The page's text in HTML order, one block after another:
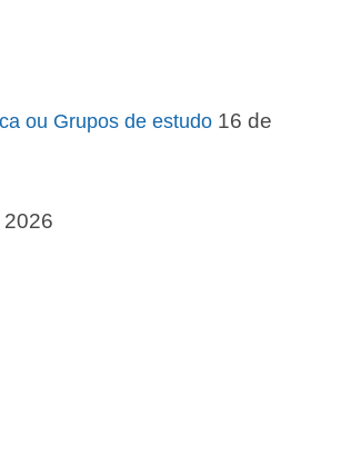
ou Grupos de estudo 16 de